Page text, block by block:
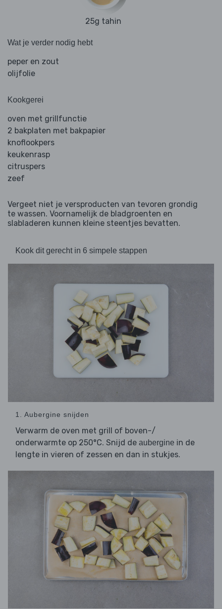
25g tahin
Wat je verder nodig hebt
peper en zout
olijfolie
Kookgerei
oven met grillfunctie
2 bakplaten met bakpapier
knoflookpers
keukenrasp
citruspers
zeef
Vergeet niet je versproducten van tevoren grondig
te wassen. Voornamelijk de bladgroenten en
slabladeren kunnen kleine steentjes bevatten.
Kook dit gerecht in 6 simpele stappen
1. Aubergine snijden
Verwarm de oven met grill of boven-/
onderwarmte op 250°C. Snijd de aubergine in de
lengte in vieren of zessen en dan in stukjes.